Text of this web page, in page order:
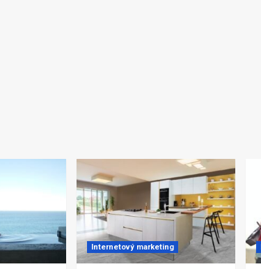
Internetový marketing